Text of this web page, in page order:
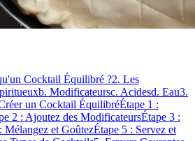
Cocktail Équilibré ?2. Les
b. Modificateursc. Acidesd. Eau3.
un Cocktail ÉquilibréÉtape 1 :
2 : Ajoutez des ModificateursÉtape 3 :
Mélangez et GoûtezÉtape 5 : Servez et